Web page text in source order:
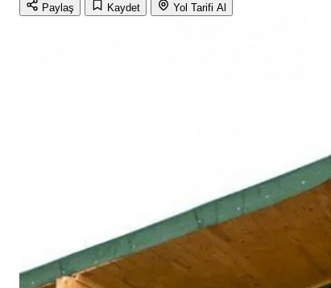
Paylaş Kaydet Yol Tarifi Al